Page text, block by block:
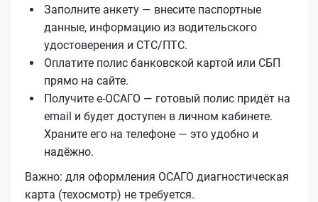
Заполните анкету — внесите паспортные
данные, информацию из водительского
удостоверения и СТС/ПТС.
Оплатите полис банковской картой или СБП
прямо на сайте.
Получите е‑ОСАГО — готовый полис придёт на
email и будет доступен в личном кабинете.
Храните его на телефоне — это удобно и
надёжно.
Важно: для оформления ОСАГО диагностическая
карта (техосмотр) не требуется.